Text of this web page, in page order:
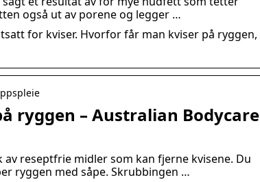
også ut av porene og legger …
for kviser. Hvorfor får man kviser på ryggen,
ryggen – Australian Bodycare
reseptfrie midler som kan fjerne kvisene. Du
ryggen med såpe. Skrubbingen …